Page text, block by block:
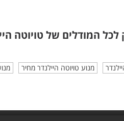
לכל המודלים של טויוטה
מנוע טויוטה היילנדר מחיר